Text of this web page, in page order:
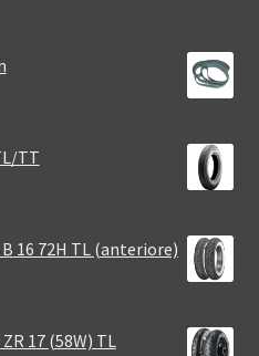
TT
16 72H TL (anteriore)
17 (58W) TL